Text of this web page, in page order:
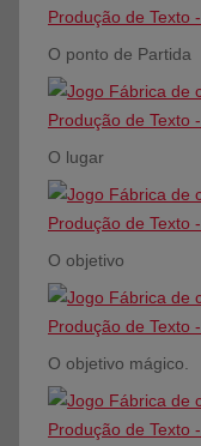
O ponto de Partida
O lugar
O objetivo
O objetivo mágico.